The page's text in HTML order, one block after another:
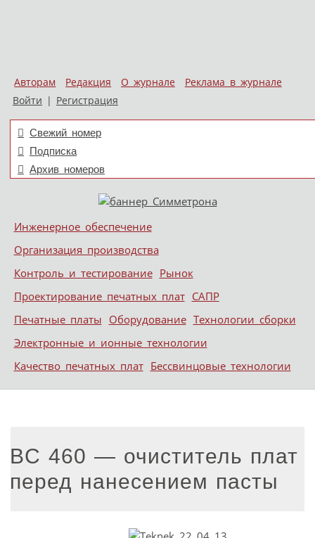
Авторам Редакция О журнале
Реклама в журнале
Войти | Регистрация
Свежий номер
Подписка
Архив номеров
Меню
Skip to content
Инженерное обеспечение
Организация производства
Контроль и тестирование Рынок
Проектирование печатных плат САПР
Печатные платы Оборудование Технологии сборки
Электронные и ионные технологии
Качество печатных плат Бессвинцовые технологии
BC 460 — очиститель плат
перед нанесением пасты